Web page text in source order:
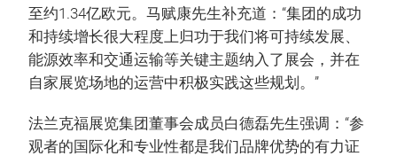
至约1.34亿欧元。马赋康先生补充道：“集团的成功
和持续增长很大程度上归功于我们将可持续发展、
能源效率和交通运输等关键主题纳入了展会，并在
自家展览场地的运营中积极实践这些规划。”
法兰克福展览集团董事会成员白德磊先生强调：“参
观者的国际化和专业性都是我们品牌优势的有力证